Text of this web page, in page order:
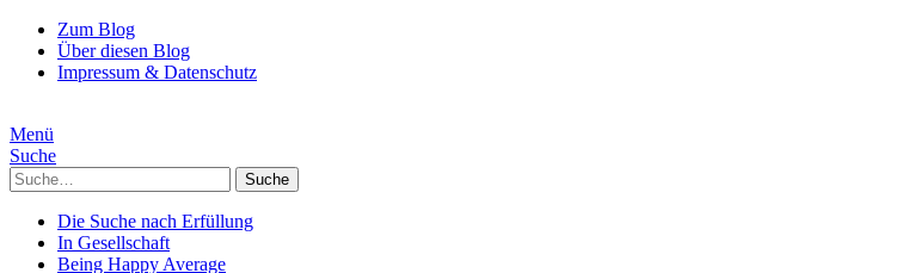
Zum Blog
Über diesen Blog
Impressum & Datenschutz
Menü
Suche
Suche
Die Suche nach Erfüllung
In Gesellschaft
Being Happy Average